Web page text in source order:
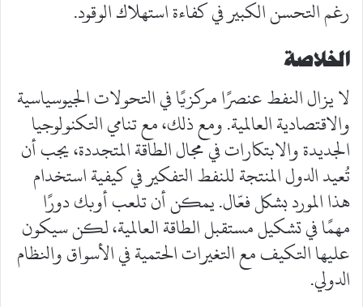
رغم التحسن الكبير في كفاءة استهلاك الوقود.
الخلاصة
لا يزال النفط عنصرًا مركزيًا في التحولات الجيوسياسية
والاقتصادية العالمية. ومع ذلك، مع تنامي التكنولوجيا
الجديدة والابتكارات في مجال الطاقة المتجددة، يجب أن
تُعيد الدول المنتجة للنفط التفكير في كيفية استخدام
هذا المورد بشكل فعّال. يمكن أن تلعب أوبك دورًا
مهمًا في تشكيل مستقبل الطاقة العالمية، لكن سيكون
عليها التكيف مع التغيرات الحتمية في الأسواق والنظام
الدولي.